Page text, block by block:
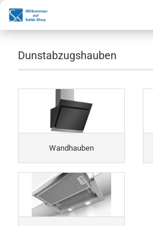
Dunstabzugshauben
Wandhauben